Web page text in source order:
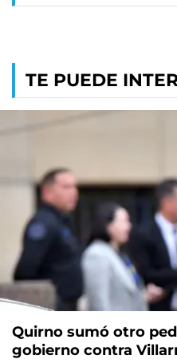
TE PUEDE
Quirno sumó otro
gobierno contra